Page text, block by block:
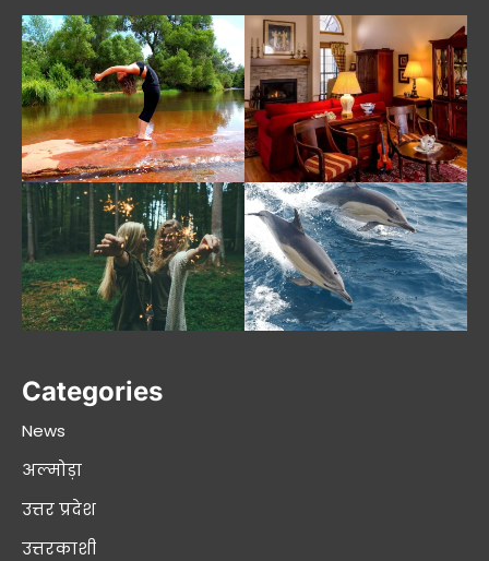
Categories
News
अल्मोड़ा
उत्तर प्रदेश
उत्तरकाशी